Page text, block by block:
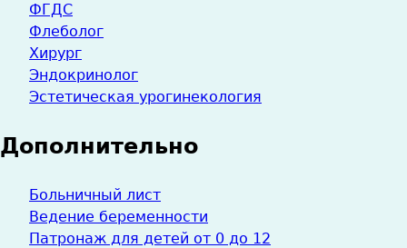
ФГДС
Флеболог
Хирург
Эндокринолог
Эстетическая урогинекология
Дополнительно
Больничный лист
Ведение беременности
Патронаж для детей от 0 до 12